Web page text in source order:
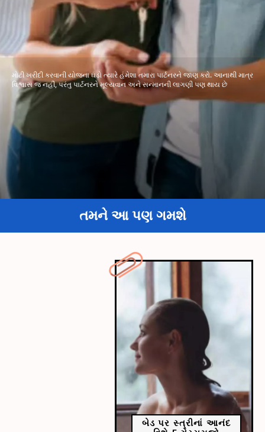
મોટી ખરીદી કરવાની યોજના ઘડો ત્યારે હંમેશા તમારા પાર્ટનરને જાણ કરો. આનાથી માત્ર
વિશ્વાસ જ નહીં, પરંતુ પાર્ટનરને મૂલ્યવાન અને સન્માનની લાગણી પણ થાય છે
તમને આ પણ ગમશે
બેડ પર સ્ત્રીનાં આનંદ